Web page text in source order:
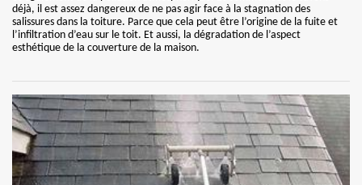
déjà, il est assez dangereux de ne pas agir face à la stagnation des
salissures dans la toiture. Parce que cela peut être l’origine de la fuite et
l’infiltration d’eau sur le toit. Et aussi, la dégradation de l’aspect
esthétique de la couverture de la maison.